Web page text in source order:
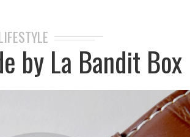
by La Bandit Box